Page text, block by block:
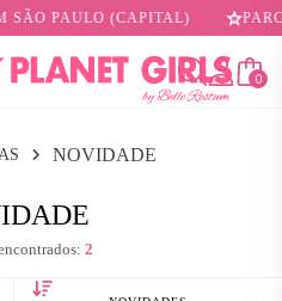
SÃO PAULO (CAPITAL)
0
NOVIDADE
2